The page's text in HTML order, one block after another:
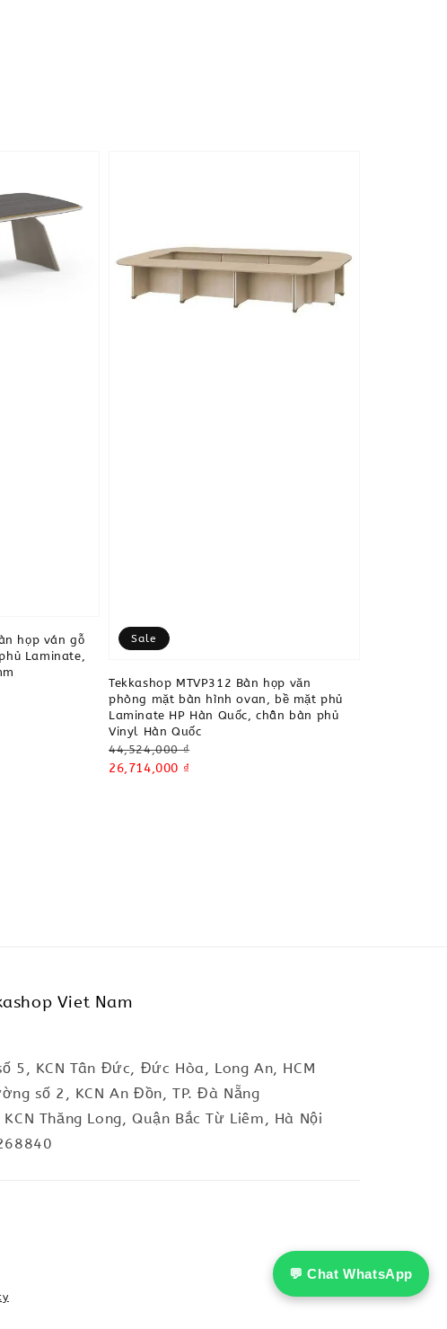
💬 Chat WhatsApp
họp ván gỗ
Laminate,
Sale
Tekkashop MTVP312 Bàn họp văn
phòng mặt bàn hình ovan, bề mặt phủ
Laminate HP Hàn Quốc, chân bàn phủ
Vinyl Hàn Quốc
Regular
price
44,524,000 ₫
Sale
26,714,000 ₫
Viet Nam
5, KCN Tân Đức, Đức Hòa, Long An, HCM
số 2, KCN An Đồn, TP. Đà Nẵng
Thăng Long, Quận Bắc Từ Liêm, Hà Nội